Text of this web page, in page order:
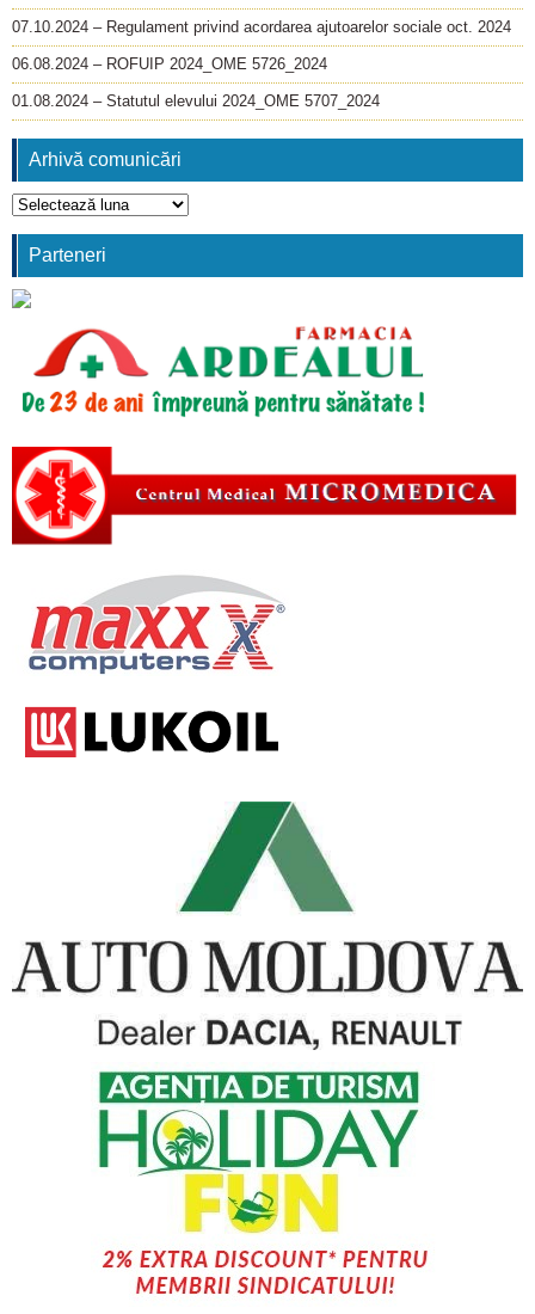
07.10.2024 – Regulament privind acordarea ajutoarelor sociale oct. 2024
06.08.2024 – ROFUIP 2024_OME 5726_2024
01.08.2024 – Statutul elevului 2024_OME 5707_2024
Arhivă comunicări
Arhivă
comunicări
Parteneri